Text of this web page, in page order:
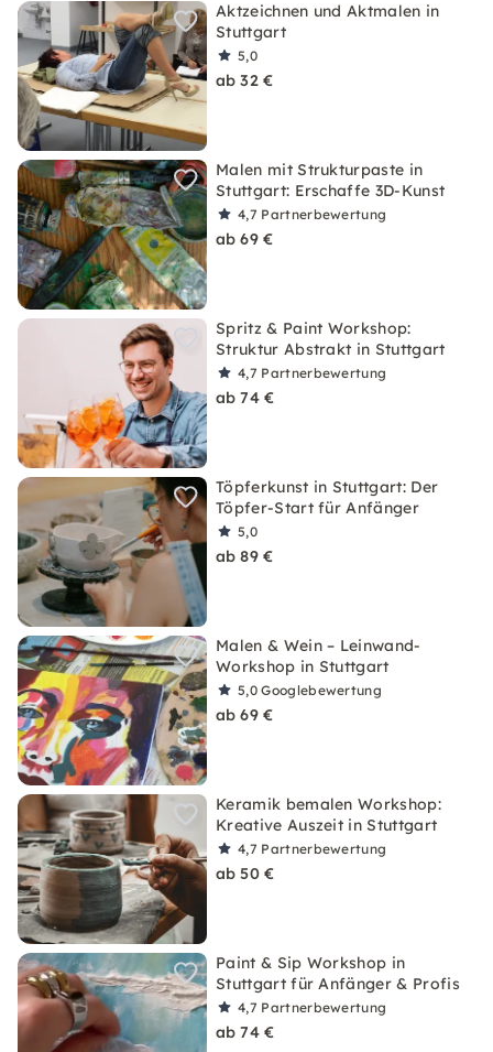
Aktzeichnen und Aktmalen in
Stuttgart
5,0
ab 32 €
Malen mit Strukturpaste in
Stuttgart: Erschaffe 3D-Kunst
4,7 Partnerbewertung
ab 69 €
Spritz & Paint Workshop:
Struktur Abstrakt in Stuttgart
4,7 Partnerbewertung
ab 74 €
Töpferkunst in Stuttgart: Der
Töpfer-Start für Anfänger
5,0
ab 89 €
Malen & Wein – Leinwand-
Workshop in Stuttgart
5,0Googlebewertung
ab 69 €
Keramik bemalen Workshop:
Kreative Auszeit in Stuttgart
4,7 Partnerbewertung
ab 50 €
Paint & Sip Workshop in
Stuttgart für Anfänger & Profis
4,7 Partnerbewertung
ab 74 €